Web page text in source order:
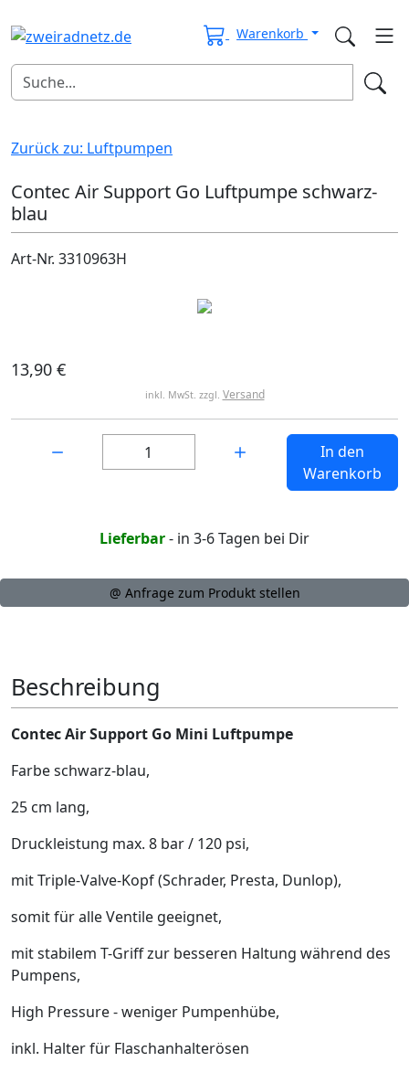
Warenkorb
Zurück zu: Luftpumpen
Contec Air Support Go Luftpumpe schwarz-
blau
Art-Nr. 3310963H
13,90 €
inkl. MwSt. zzgl. Versand
In den
Warenkorb
Lieferbar- in 3-6 Tagen bei Dir
@ Anfrage zum Produkt stellen
Beschreibung
Contec Air Support Go Mini Luftpumpe
Farbe schwarz-blau,
25 cm lang,
Druckleistung max. 8 bar / 120 psi,
mit Triple-Valve-Kopf (Schrader, Presta, Dunlop),
somit für alle Ventile geeignet,
mit stabilem T-Griff zur besseren Haltung während des
Pumpens,
High Pressure - weniger Pumpenhübe,
inkl. Halter für Flaschanhalterösen